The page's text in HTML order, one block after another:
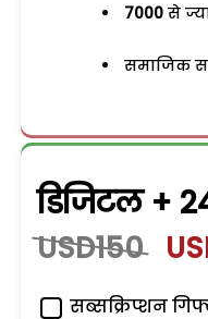
7000 से
समाजिक
डिजिटल +
USD150
सब्सक्रिप्शन